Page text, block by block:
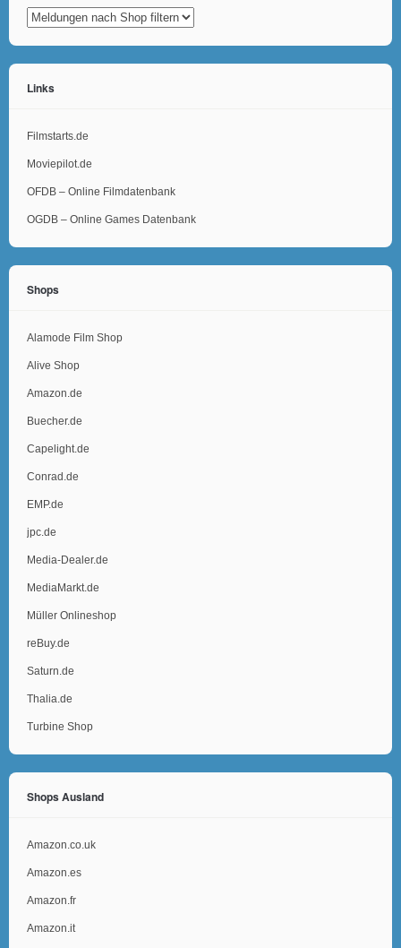
Links
Filmstarts.de
Moviepilot.de
OFDB – Online Filmdatenbank
OGDB – Online Games Datenbank
Shops
Alamode Film Shop
Alive Shop
Amazon.de
Buecher.de
Capelight.de
Conrad.de
EMP.de
jpc.de
Media-Dealer.de
MediaMarkt.de
Müller Onlineshop
reBuy.de
Saturn.de
Thalia.de
Turbine Shop
Shops Ausland
Amazon.co.uk
Amazon.es
Amazon.fr
Amazon.it